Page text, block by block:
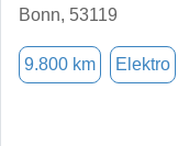
Bonn, 53119
9.800 km Elektro